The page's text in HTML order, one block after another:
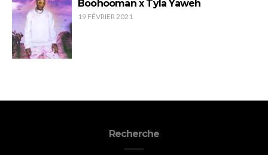
Boohooman x Tyla Yaweh
19 FÉVRIER 2021
Recherche